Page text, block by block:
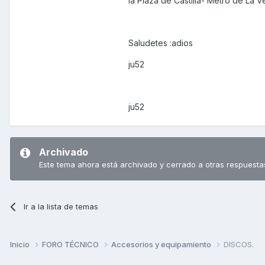
Saludetes :adios
ju52
ju52
Archivado
Este tema ahora está archivado y cerrado a otras
Ir a la lista de temas
Inicio FORO TÉCNICO Accesorios y equipamiento DISCOS.